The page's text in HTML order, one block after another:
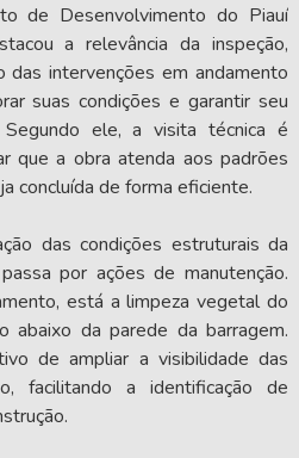
de Desenvolvimento do Piauí
a relevância da inspeção,
intervenções em andamento
suas condições e garantir seu
Segundo ele, a visita técnica é
que a obra atenda aos padrões
concluída de forma eficiente.
das condições estruturais da
por ações de manutenção.
está a limpeza vegetal do
abaixo da parede da barragem.
de ampliar a visibilidade das
facilitando a identificação de